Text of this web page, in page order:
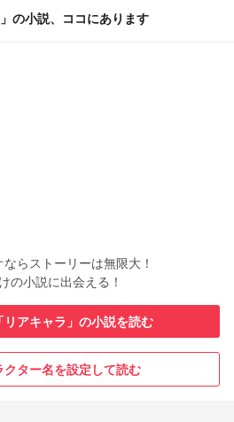
の小説、ココにあります
らストーリーは無限大！
の小説に出会える！
リアキャラ」の小説を読む
クター名を設定して読む